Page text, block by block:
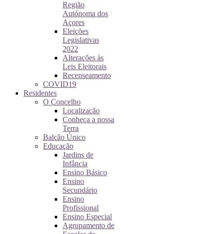
Região
Autónoma dos
Açores
Eleições
Legislativas
2022
Alterações às
Leis Eleitorais
Recenseamento
COVID19
Residentes
O Concelho
Localização
Conheça a nossa
Terra
Balcão Único
Educação
Jardins de
Infância
Ensino Básico
Ensino
Secundário
Ensino
Profissional
Ensino Especial
Agrupamento de